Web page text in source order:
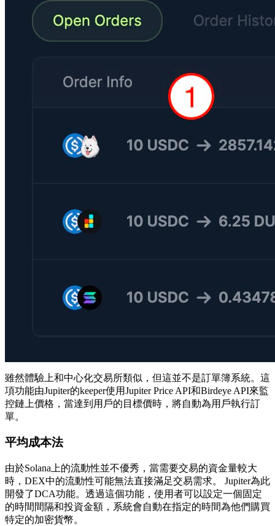
雖然體驗上和中心化交易所類似，但這並不是訂單簿系統。這
項功能由Jupiter的keeper使用Jupiter Price API和Birdeye API來監
控鏈上價格，當達到用戶的目標價時，將自動為用戶執行訂
單。
平均成本法
由於Solana上的流動性並不優秀，當需要交易的資金量較大
時，DEX中的流動性可能無法直接滿足交易需求。 Jupiter為此
開發了DCA功能。透過這個功能，使用者可以設定一個固定
的時間間隔和投資金額，系統會自動在指定的時間為他們購買
特定的加密貨幣。